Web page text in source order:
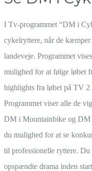
I Tv-programmet “DM i
cykelryttere, når de kæmper
landeveje. Programmet
mulighed for at følge løbet
highlights fra løbet på TV 2
Programmet viser alle de
DM i Mountainbike og DM
du mulighed for at se
til professionelle ryttere.
opspændte drama inden